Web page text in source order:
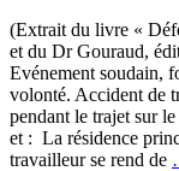
(Extrait du livre «
et du Dr Gouraud,
Evénement soudain,
volonté. Accident de
pendant le trajet sur
et : La résidence
travailleur se rend de